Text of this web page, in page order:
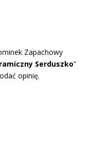
Zapachowy
Serduszko”
opinię.